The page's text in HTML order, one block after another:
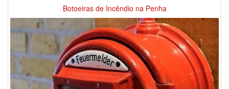
Botoeiras de Incêndio na Penha